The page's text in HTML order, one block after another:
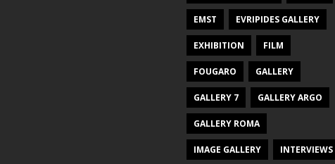
EMST EVRIPIDES GALLERY
EXHIBITION FILM
FOUGARO GALLERY
GALLERY 7 GALLERY ARGO
GALLERY ROMA
IMAGE GALLERY INTERVIEWS